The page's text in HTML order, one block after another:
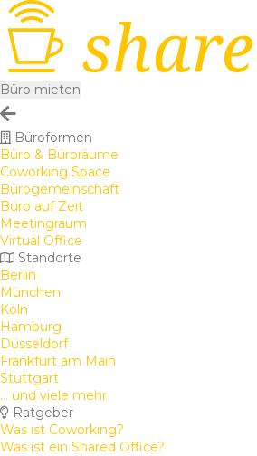
Büro mieten
Büroformen
Büro & Büroräume
Coworking Space
Bürogemeinschaft
Büro auf Zeit
Meetingraum
Virtual Office
Standorte
Berlin
München
Köln
Hamburg
Düsseldorf
Frankfurt am Main
Stuttgart
... und viele mehr
Ratgeber
Was ist Coworking?
Was ist ein Shared Office?